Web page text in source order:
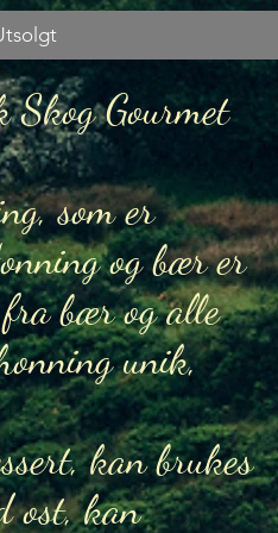
Gourmet
som er
og bær er
bær og alle
unik,
kan brukes
ost, kan